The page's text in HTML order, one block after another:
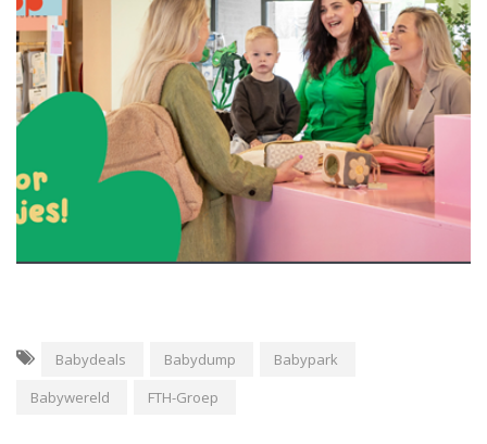
Babydeals Babydump
Babypark
Babywereld
FTH-Groep